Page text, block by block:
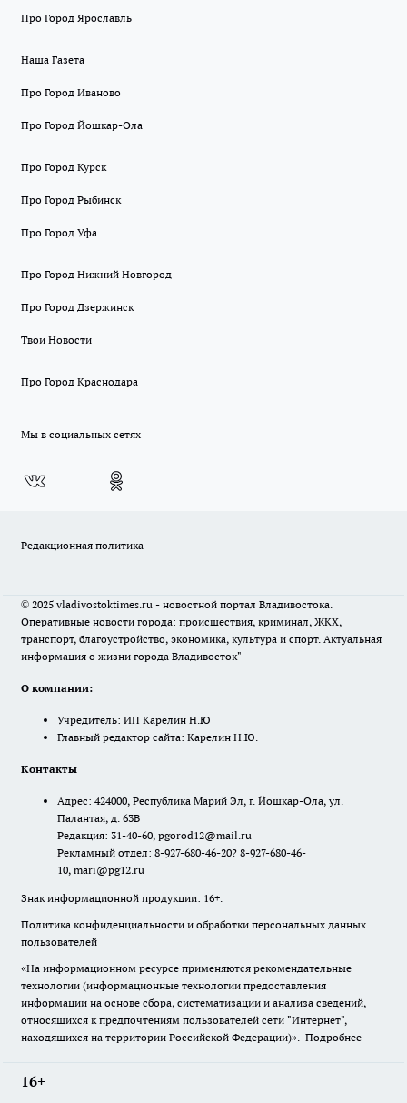
Про Город Ярославль
Наша Газета
Про Город Иваново
Про Город Йошкар-Ола
Про Город Курск
Про Город Рыбинск
Про Город Уфа
Про Город Нижний Новгород
Про Город Дзержинск
Твои Новости
Про Город Краснодара
Мы в социальных сетях
Редакционная политика
© 2025 vladivostoktimes.ru - новостной портал Владивостока.
Оперативные новости города: происшествия, криминал, ЖКХ,
транспорт, благоустройство, экономика, культура и спорт. Актуальная
информация о жизни города Владивосток"
О компании:
Учредитель: ИП Карелин Н.Ю
Главный редактор сайта: Карелин Н.Ю.
Контакты
Адрес: 424000, Республика Марий Эл, г. Йошкар-Ола, ул.
Палантая, д. 63В
Редакция: 31-40-60, pgorod12@mail.ru
Рекламный отдел: 8-927-680-46-20? 8-927-680-46-
10, mari@pg12.ru
Знак информационной продукции: 16+.
Политика конфиденциальности и обработки персональных данных
пользователей
«На информационном ресурсе применяются рекомендательные
технологии (информационные технологии предоставления
информации на основе сбора, систематизации и анализа сведений,
относящихся к предпочтениям пользователей сети "Интернет",
находящихся на территории Российской Федерации)». Подробнее
16+